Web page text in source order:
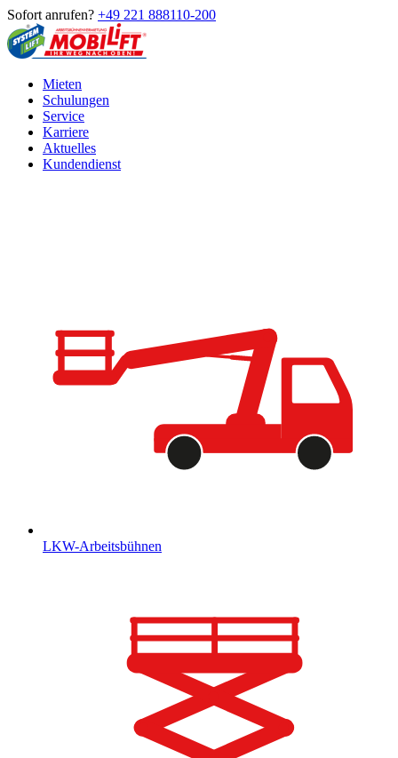
Sofort anrufen? +49 221 888110-200
Mieten
Schulungen
Service
Karriere
Aktuelles
Kundendienst
LKW-Arbeitsbühnen